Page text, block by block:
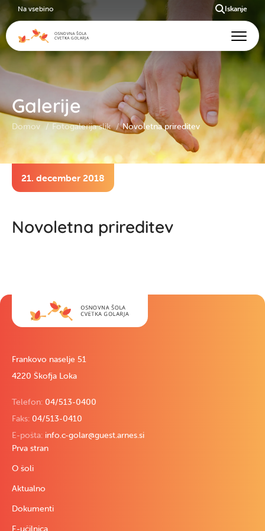
Galerije
Domov Fotogalerija slik Novoletna prireditev
21. december 2018
Novoletna prireditev
Frankovo naselje 51
4220 Škofja Loka
Telefon: 04/513-0400
Faks: 04/513-0410
E-pošta: info.c-golar@guest.arnes.si
Prva stran
O šoli
Aktualno
Dokumenti
E-učilnica
Na vsebino Iskanje